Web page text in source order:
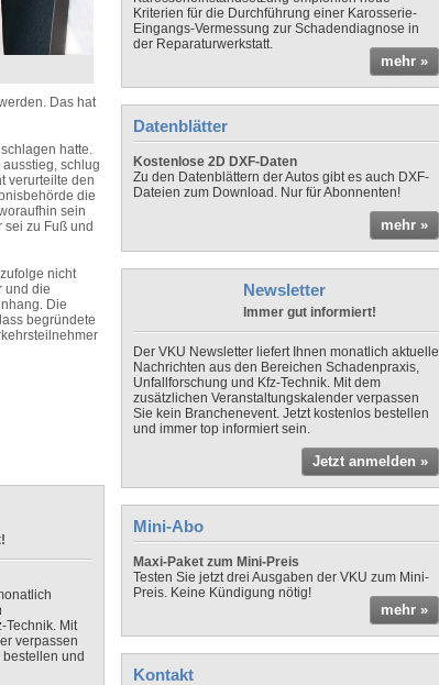
Das hat
hatte.
schlug
verurteilte den
die
sein
sei zu Fuß und
nicht
und die
Die
begründete
Technik. Mit
verpassen
und
Kriterien für die Durchführung einer Karosserie-
Eingangs-Vermessung zur Schadendiagnose in
der Reparaturwerkstatt.
mehr »
Datenblätter
Kostenlose 2D DXF-Daten
Zu den Datenblättern der Autos gibt es auch DXF-
Dateien zum Download. Nur für Abonnenten!
mehr »
Newsletter
Immer gut informiert!
Der VKU Newsletter liefert Ihnen monatlich aktuelle
Nachrichten aus den Bereichen Schadenpraxis,
Unfallforschung und Kfz-Technik. Mit dem
zusätzlichen Veranstaltungskalender verpassen
Sie kein Branchenevent. Jetzt kostenlos bestellen
und immer top informiert sein.
Jetzt anmelden »
Mini-Abo
Maxi-Paket zum Mini-Preis
Testen Sie jetzt drei Ausgaben der VKU zum Mini-
Preis. Keine Kündigung nötig!
mehr »
Kontakt